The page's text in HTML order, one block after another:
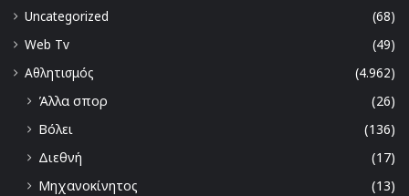
Uncategorized
(68)
Web Tv
(49)
Αθλητισμός
(4.962)
Άλλα σπορ
(26)
Βόλει
(136)
Διεθνή
(17)
Μηχανοκίνητος
(13)